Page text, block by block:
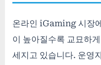
온라인 iGaming 시장
이 높아질수록 교묘하
세지고 있습니다. 운영